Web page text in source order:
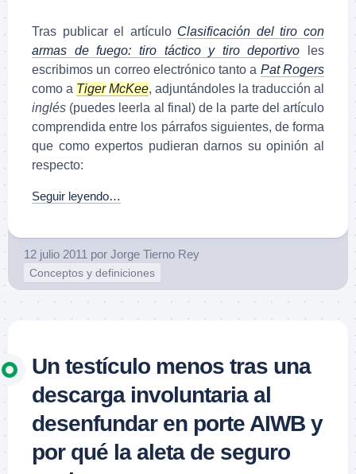
Tras publicar el artículo Clasificación del tiro con
armas de fuego: tiro táctico y tiro deportivo les
escribimos un correo electrónico tanto a Pat Rogers
como a Tiger McKee, adjuntándoles la traducción al
inglés (puedes leerla al final) de la parte del artículo
comprendida entre los párrafos siguientes, de forma
que como expertos pudieran darnos su opinión al
respecto:
Seguir leyendo…
12 julio 2011 por Jorge Tierno Rey
Conceptos y definiciones
Un testículo menos tras una
descarga involuntaria al
desenfundar en porte AIWB y
por qué la aleta de seguro